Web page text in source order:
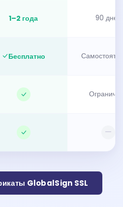
1–2 года 90 дней
Бесплатно
—
GlobalSign SSL